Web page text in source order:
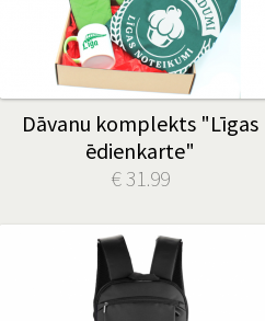
Dāvanu komplekts "Līgas
ēdienkarte"
€ 31.99